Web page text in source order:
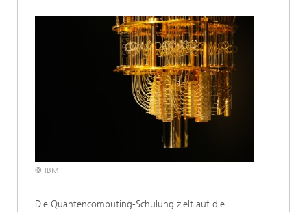
© IBM
Die Quantencomputing-Schulung zielt auf die